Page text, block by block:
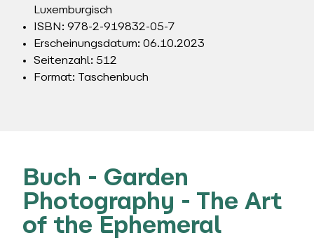
Luxemburgisch
ISBN: 978-2-919832-05-7
Erscheinungsdatum: 06.10.2023
Seitenzahl: 512
Format: Taschenbuch
Buch - Garden
Photography - The Art
of the Ephemeral